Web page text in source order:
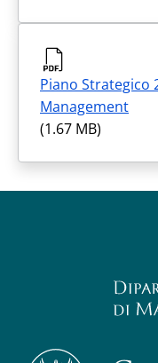
Piano Strategico
Management
(1.67 MB)